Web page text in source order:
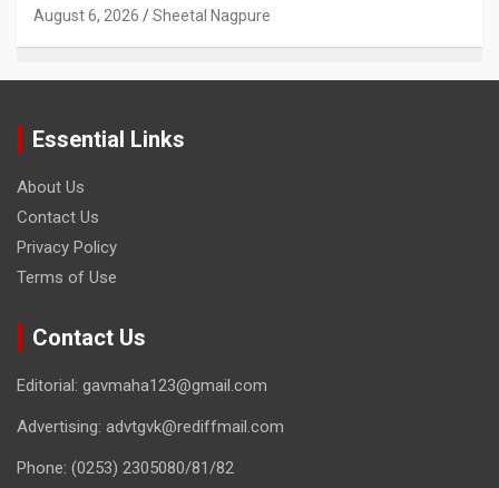
August 6, 2026 Sheetal Nagpure
Essential Links
About Us
Contact Us
Privacy Policy
Terms of Use
Contact Us
Editorial: gavmaha123@gmail.com
Advertising: advtgvk@rediffmail.com
Phone: (0253) 2305080/81/82